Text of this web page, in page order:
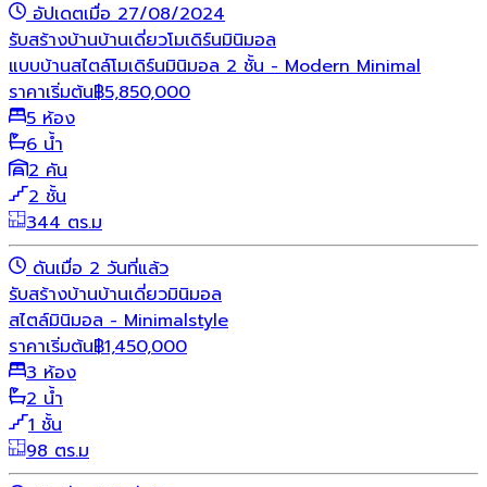
อัปเดตเมื่อ 27/08/2024
รับสร้างบ้านบ้านเดี่ยวโมเดิร์นมินิมอล
แบบบ้านสไตล์โมเดิร์นมินิมอล 2 ชั้น - Modern Minimal
ราคาเริ่มต้น฿5,850,000
5 ห้อง
6 น้ำ
2 คัน
2 ชั้น
344 ตร.ม
ดันเมื่อ 2 วันที่แล้ว
รับสร้างบ้านบ้านเดี่ยวมินิมอล
สไตล์มินิมอล - Minimalstyle
ราคาเริ่มต้น฿1,450,000
3 ห้อง
2 น้ำ
1 ชั้น
98 ตร.ม